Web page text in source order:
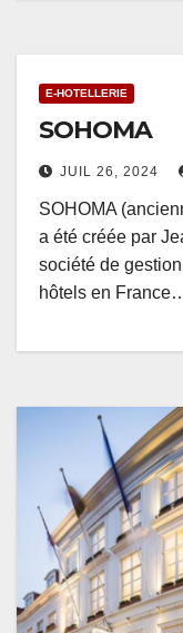
E-HOTELLERIE
SOHOMA
JUIL 26, 2024
SOHOMA
a été créée par
société de
hôtels en